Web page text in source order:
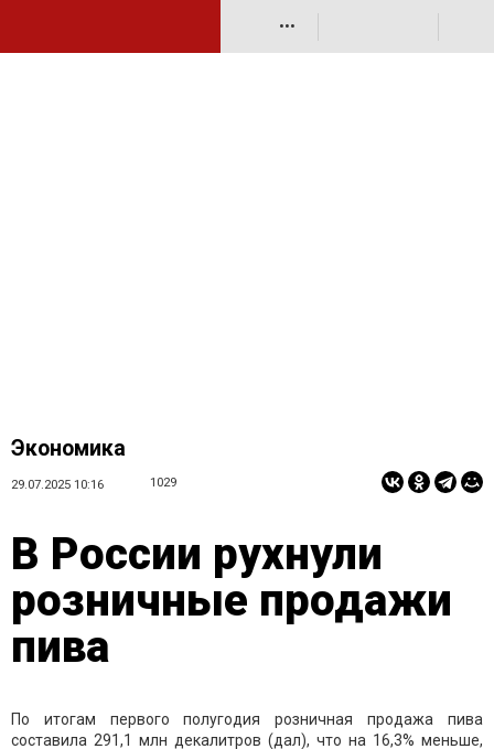
•••
Экономика
29.07.2025 10:16 1029
В России рухнули
розничные продажи
пива
По итогам первого полугодия розничная продажа пива
составила 291,1 млн декалитров (дал), что на 16,3% меньше,